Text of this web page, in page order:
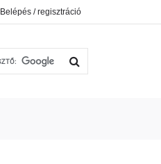
Belépés / regisztráció